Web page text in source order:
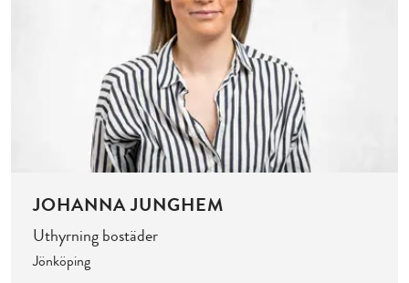
JOHANNA JUNGHEM
Uthyrning bostäder
Jönköping